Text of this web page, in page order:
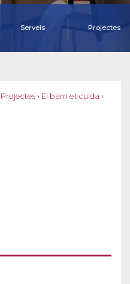
Serveis Projectes
Projectes › El barri et cuida ›